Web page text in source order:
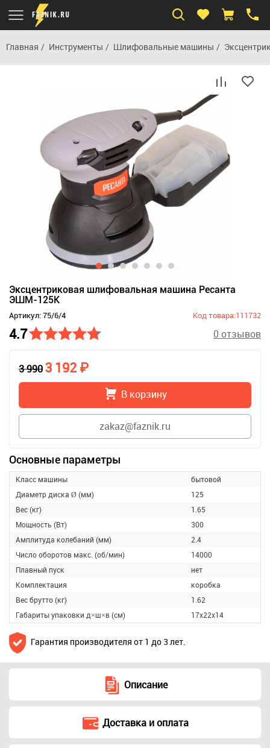
Главная Инструменты Шлифовальные машины
Эксцентриковая шлифовальная машина Ресанта
ЭШМ-125К
Артикул: 75/6/4 Код товара:111732
4.7 0 отзывов
3 9903 192 ₽
В корзину
zakaz@faznik.ru
Основные параметры
Класс машины
бытовой
Диаметр диска Ø (мм)
125
Вес (кг)
1.65
Мощность (Вт)
300
Амплитуда колебаний (мм)
2.4
Число оборотов макс. (об/мин)
14000
Плавный пуск
нет
Комплектация
коробка
Вес брутто (кг)
1.62
Габариты упаковки д×ш×в (см)
17х22х14
Гарантия производителя от 1 до 3 лет.
Описание
Доставка и оплата